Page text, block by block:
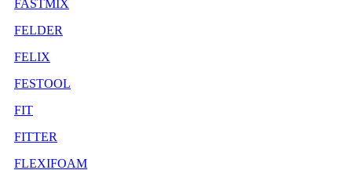
FASTMIX
FELDER
FELIX
FESTOOL
FIT
FITTER
FLEXIFOAM